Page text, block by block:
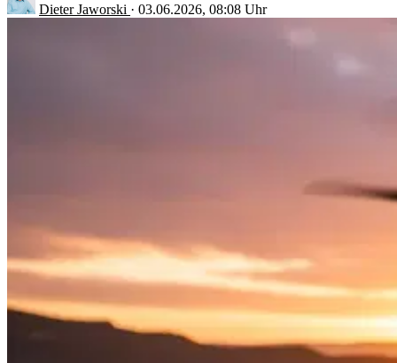
Dieter Jaworski · 03.06.2026, 08:08 Uhr